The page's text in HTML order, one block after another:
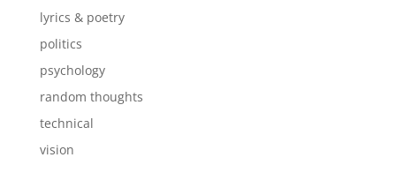
lyrics & poetry
politics
psychology
random thoughts
technical
vision